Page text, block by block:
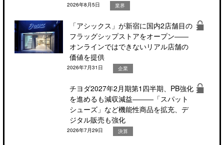
2026年8月5日 業界
「アシックス」が新宿に国内2店舗目の
フラッグシップストアをオープン――
オンラインではできないリアル店舗の
価値を提供
2026年7月31日 企業
チヨダ2027年2月期第1四半期、PB強化
を進めるも減収減益―――「スパット
シューズ」など機能性商品を拡充、デ
ジタル販売も強化
2026年7月29日 決算